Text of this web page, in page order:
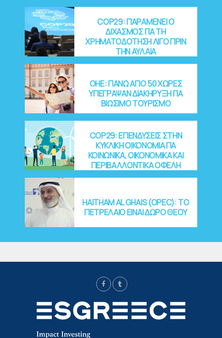
COP29: ΠΑΡΑΜΕΝΕΙ Ο
ΔΙΧΑΣΜΟΣ ΓΙΑ ΤΗ
ΧΡΗΜΑΤΟΔΟΤΗΣΗ ΛΙΓΟ ΠΡΙΝ
ΤΗΝ ΑΥΛΑΙΑ
OHE: ΠΑΝΩ ΑΠΟ 50 ΧΩΡΕΣ
ΥΠΕΓΡΑΨΑΝ ΔΙΑΚΗΡΥΞΗ ΓΙΑ
ΒΙΩΣΙΜΟ ΤΟΥΡΙΣΜΟ
COP29: EΠΕΝΔΥΣΕΙΣ ΣΤΗΝ
ΚΥΚΛΙΚΗ ΟΙΚΟΝΟΜΙΑ ΓΙΑ
ΚΟΙΝΩΝΙΚΑ, ΟΙΚΟΝΟΜΙΚΑ ΚΑΙ
ΠΕΡΙΒΑΛΛΟΝΤΙΚΑ ΟΦΕΛΗ
HAITHAM AL GHAIS (OPEC): ΤΟ
ΠΕΤΡΕΛΑΙΟ ΕΙΝΑΙ ΔΩΡΟ ΘΕΟΥ